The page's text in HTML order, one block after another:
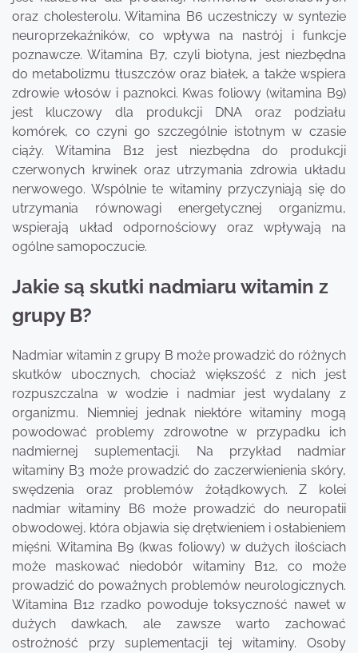
oraz cholesterolu. Witamina B6 uczestniczy w syntezie
neuroprzekaźników, co wpływa na nastrój i funkcje
poznawcze. Witamina B7, czyli biotyna, jest niezbędna
do metabolizmu tłuszczów oraz białek, a także wspiera
zdrowie włosów i paznokci. Kwas foliowy (witamina B9)
jest kluczowy dla produkcji DNA oraz podziału
komórek, co czyni go szczególnie istotnym w czasie
ciąży. Witamina B12 jest niezbędna do produkcji
czerwonych krwinek oraz utrzymania zdrowia układu
nerwowego. Wspólnie te witaminy przyczyniają się do
utrzymania równowagi energetycznej organizmu,
wspierają układ odpornościowy oraz wpływają na
ogólne samopoczucie.
Jakie są skutki nadmiaru witamin z
grupy B?
Nadmiar witamin z grupy B może prowadzić do różnych
skutków ubocznych, chociaż większość z nich jest
rozpuszczalna w wodzie i nadmiar jest wydalany z
organizmu. Niemniej jednak niektóre witaminy mogą
powodować problemy zdrowotne w przypadku ich
nadmiernej suplementacji. Na przykład nadmiar
witaminy B3 może prowadzić do zaczerwienienia skóry,
swędzenia oraz problemów żołądkowych. Z kolei
nadmiar witaminy B6 może prowadzić do neuropatii
obwodowej, która objawia się drętwieniem i osłabieniem
mięśni. Witamina B9 (kwas foliowy) w dużych ilościach
może maskować niedobór witaminy B12, co może
prowadzić do poważnych problemów neurologicznych.
Witamina B12 rzadko powoduje toksyczność nawet w
dużych dawkach, ale zawsze warto zachować
ostrożność przy suplementacji tej witaminy. Osoby